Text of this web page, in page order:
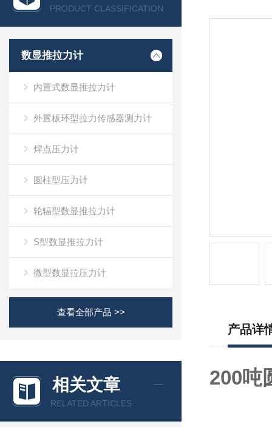
PRODUCT CLASSIFICATION
数显推拉力计
内置式数显推拉力计
外置板环型拉力传感器测力计
焊点压力计
圆柱型压力计
轮辐型数显推拉力计
S型数显推拉力计
微型数显拉压力计
查看全部产品 >>
相关文章
RELATED ARTICLES
产品详
200吨